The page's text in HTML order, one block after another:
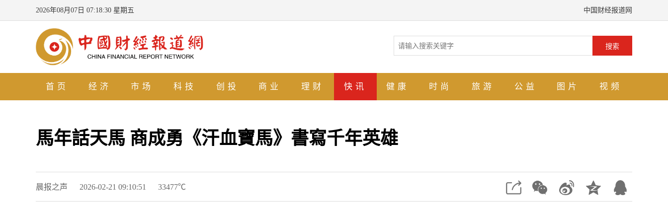
2026年08月07日 07:18:31 星期五 中国财经报道网
搜索
首页 经济 市场 科技 创投 商业 理财 快讯 健康 时尚 旅游 公益 图片 视频
馬年話天馬 商成勇《汗血寶馬》書寫千年英雄
晨报之声 2026-02-21 09:10:51 33477℃